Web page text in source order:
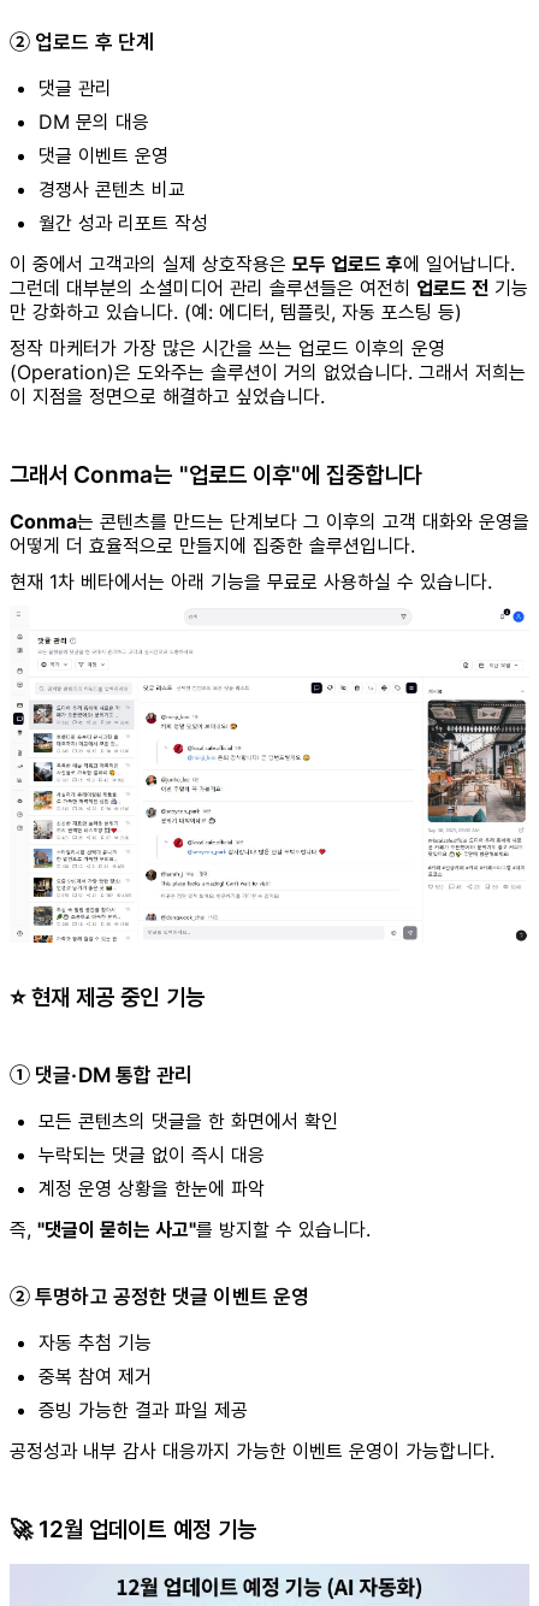
② 업로드 후 단계
댓글 관리
DM 문의 대응
댓글 이벤트 운영
경쟁사 콘텐츠 비교
월간 성과 리포트 작성
이 중에서 고객과의 실제 상호작용은 모두 업로드 후에 일어납니다.
그런데 대부분의 소셜미디어 관리 솔루션들은 여전히 업로드 전 기능
만 강화하고 있습니다. (예: 에디터, 템플릿, 자동 포스팅 등)
정작 마케터가 가장 많은 시간을 쓰는 업로드 이후의 운영
(Operation)은 도와주는 솔루션이 거의 없었습니다. 그래서 저희는
이 지점을 정면으로 해결하고 싶었습니다.
그래서 Conma는 "업로드 이후"에 집중합니다
Conma는 콘텐츠를 만드는 단계보다 그 이후의 고객 대화와 운영을
어떻게 더 효율적으로 만들지에 집중한 솔루션입니다.
현재 1차 베타에서는 아래 기능을 무료로 사용하실 수 있습니다.
⭐ 현재 제공 중인 기능
① 댓글·DM 통합 관리
모든 콘텐츠의 댓글을 한 화면에서 확인
누락되는 댓글 없이 즉시 대응
계정 운영 상황을 한눈에 파악
즉, "댓글이 묻히는 사고"를 방지할 수 있습니다.
② 투명하고 공정한 댓글 이벤트 운영
자동 추첨 기능
중복 참여 제거
증빙 가능한 결과 파일 제공
공정성과 내부 감사 대응까지 가능한 이벤트 운영이 가능합니다.
🚀 12월 업데이트 예정 기능